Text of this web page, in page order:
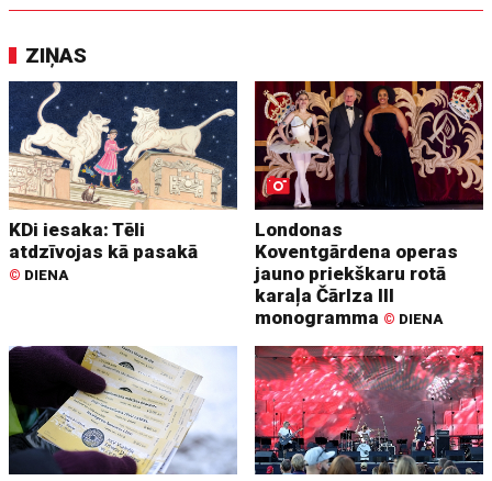
ZIŅAS
KDi iesaka: Tēli
atdzīvojas kā pasakā
© DIENA
Londonas
Koventgārdena operas
jauno priekškaru rotā
karaļa Čārlza III
monogramma © DIENA